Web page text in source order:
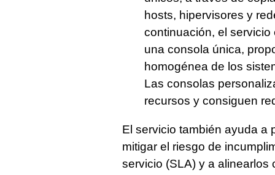
hosts, hipervisores y
continuación, el
una consola única,
homogénea de los
Las consolas
recursos y consiguen
El servicio también ayuda a
mitigar el riesgo de
servicio (SLA) y a alinearlos